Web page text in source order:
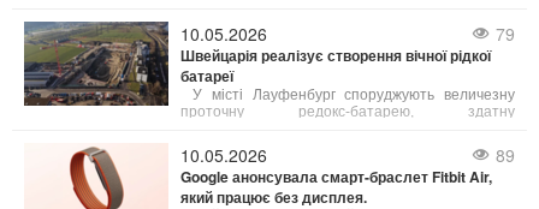
одразу схоплює суть ситуації, інший — крок за
кроком її аналізує. Що саме стоїть за цією
різницею у швидкості та гнучкості мислення?
10.05.2026 79
Швейцарія реалізує створення вічної рідкої
батареї
У місті Лауфенбург споруджують величезну
проточну редокс-батарею, здатну
10.05.2026 89
Google анонсувала смарт-браслет Fitbit Air,
який працює без дисплея.